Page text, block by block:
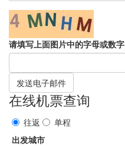
请填写上面图片中的字母或数字
发送电子邮件
在线机票查询
往返
单程
出发城市